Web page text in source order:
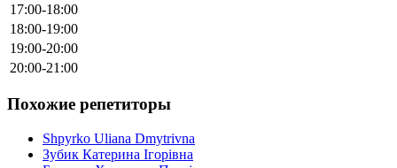
17:00-18:00
18:00-19:00
19:00-20:00
20:00-21:00
Похожие репетиторы
Shpyrko Uliana Dmytrivna
Зубик Катерина Ігорівна